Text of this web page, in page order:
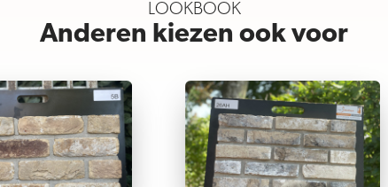
LOOKBOOK
Anderen kiezen ook voor